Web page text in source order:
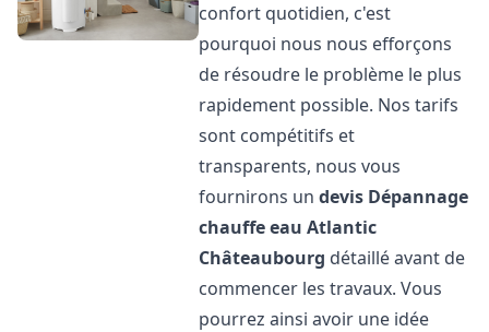
confort quotidien, c'est
pourquoi nous nous efforçons
de résoudre le problème le plus
rapidement possible. Nos tarifs
sont compétitifs et
transparents, nous vous
fournirons undevis Dépannage
chauffe eau Atlantic
Châteaubourg détaillé avant de
commencer les travaux. Vous
pourrez ainsi avoir une idée